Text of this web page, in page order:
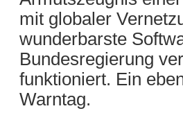
mit globaler
wunderbarste
Bundesregierung
funktioniert. Ein
Warntag.